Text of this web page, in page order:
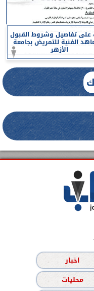
على تفاصيل وشروط القبول
الفنية للتمريض بجامعة
الأزهر
اخبار
محليات